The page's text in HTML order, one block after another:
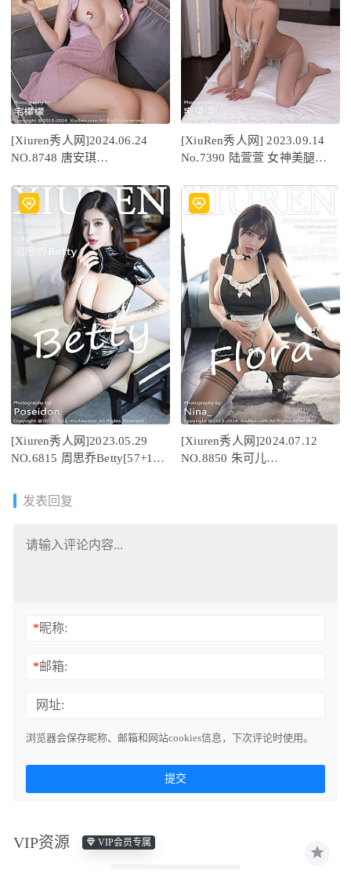
[Xiuren秀人网]2024.06.24
NO.8748 唐安琪
[XiuRen秀人网] 2023.09.14
No.7390 陆萱萱 女神美腿
[Xiuren秀人网]2023.05.29
NO.6815 周思乔Betty[57+1P
[Xiuren秀人网]2024.07.12
NO.8850 朱可儿
发表回复
*昵称:
*邮箱:
网址:
浏览器会保存昵称、邮箱和网站cookies信息，下次评论时使用。
VIP资源 VIP会员专属